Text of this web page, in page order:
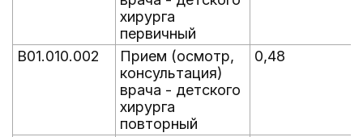
хирурга
первичный
B01.010.002
Прием (осмотр,
консультация)
врача - детского
хирурга
повторный
0,48